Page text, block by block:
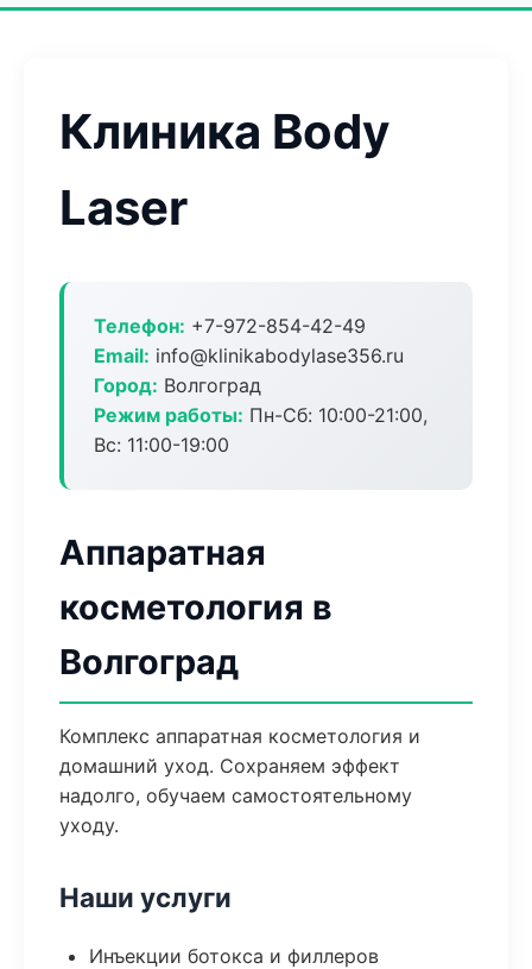
Клиника Body
Laser
Телефон: +7-972-854-42-49
Email: info@klinikabodylase356.ru
Город: Волгоград
Режим работы: Пн-Сб: 10:00-21:00,
Вс: 11:00-19:00
Аппаратная
косметология в
Волгоград
Комплекс аппаратная косметология и
домашний уход. Сохраняем эффект
надолго, обучаем самостоятельному
уходу.
Наши услуги
Инъекции ботокса и филлеров